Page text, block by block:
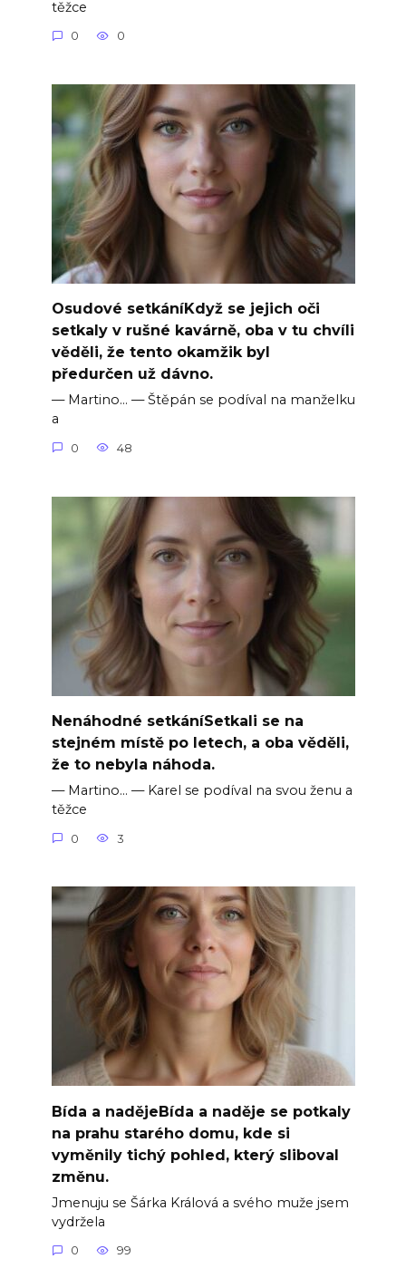
těžce
0 0
Osudové setkáníKdyž se jejich oči
setkaly v rušné kavárně, oba v tu chvíli
věděli, že tento okamžik byl
předurčen už dávno.
— Martino… — Štěpán se podíval na manželku
a
0 48
Nenáhodné setkáníSetkali se na
stejném místě po letech, a oba věděli,
že to nebyla náhoda.
— Martino… — Karel se podíval na svou ženu a
těžce
0 3
Bída a nadějeBída a naděje se potkaly
na prahu starého domu, kde si
vyměnily tichý pohled, který sliboval
změnu.
Jmenuju se Šárka Králová a svého muže jsem
vydržela
0 99